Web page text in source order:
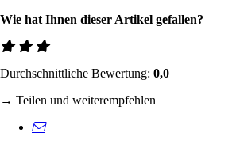
Wie hat Ihnen dieser Artikel gefallen?
Durchschnittliche Bewertung: 0,0
→ Teilen und weiterempfehlen